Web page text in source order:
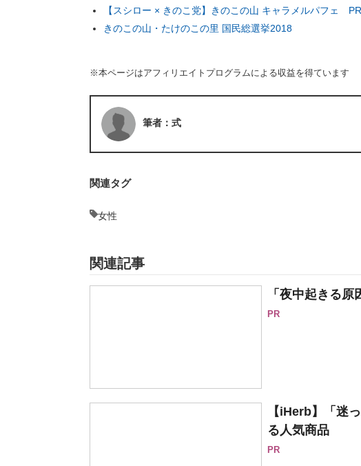
【スシロー × きのこ党】きのこの山 キャラメルパフェ
きのこの山・たけのこの里 国民総選挙2018
※本ページはアフィリエイトプログラムによる収益を得ています
筆者：式
関連タグ
女性
関連記事
「夜中起きる
PR
【iHerb】「迷
る人気商品
PR